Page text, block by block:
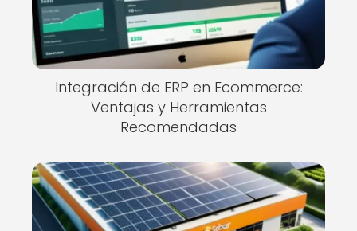
Integración de ERP en Ecommerce:
Ventajas y Herramientas
Recomendadas